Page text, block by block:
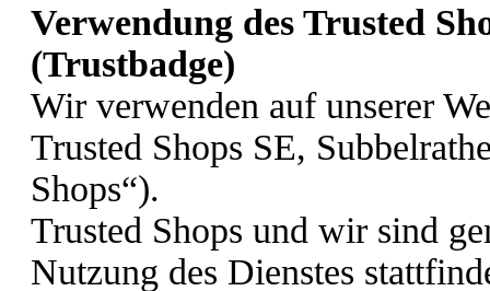
Verwendung des Trusted
(Trustbadge)
Wir verwenden auf unserer
Trusted Shops SE,
Shops“).
Trusted Shops und wir sind
Nutzung des Dienstes